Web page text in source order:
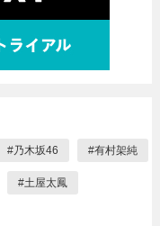
#乃木坂46 #有村架純
#土屋太鳳